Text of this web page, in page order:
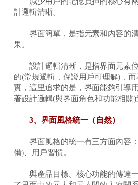
計邏輯清晰。
界面簡單，是指元素和內容的清
果。
設計邏輯清晰，是指界面元素位
的(常規邏輯，保證用戶可理解)，
實，這里追求的是，界面能夠引導
著設計邏輯(與界面角色和功能相關)
3、界面風格統一（自然）
界面風格的統一有三方面內容：
備)、用戶習慣。
與產品目標、核心功能的傳達一